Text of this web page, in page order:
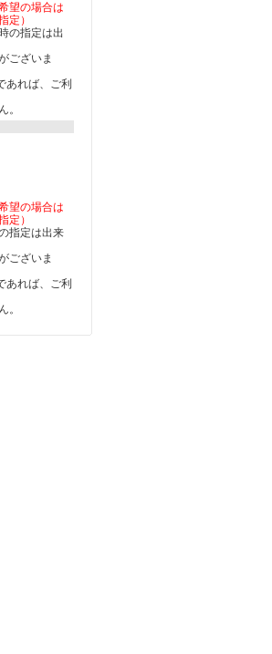
望の場合は
定）
の指定は出
ございま
あれば、ご利
。
望の場合は
定）
指定は出来
ございま
あれば、ご利
。